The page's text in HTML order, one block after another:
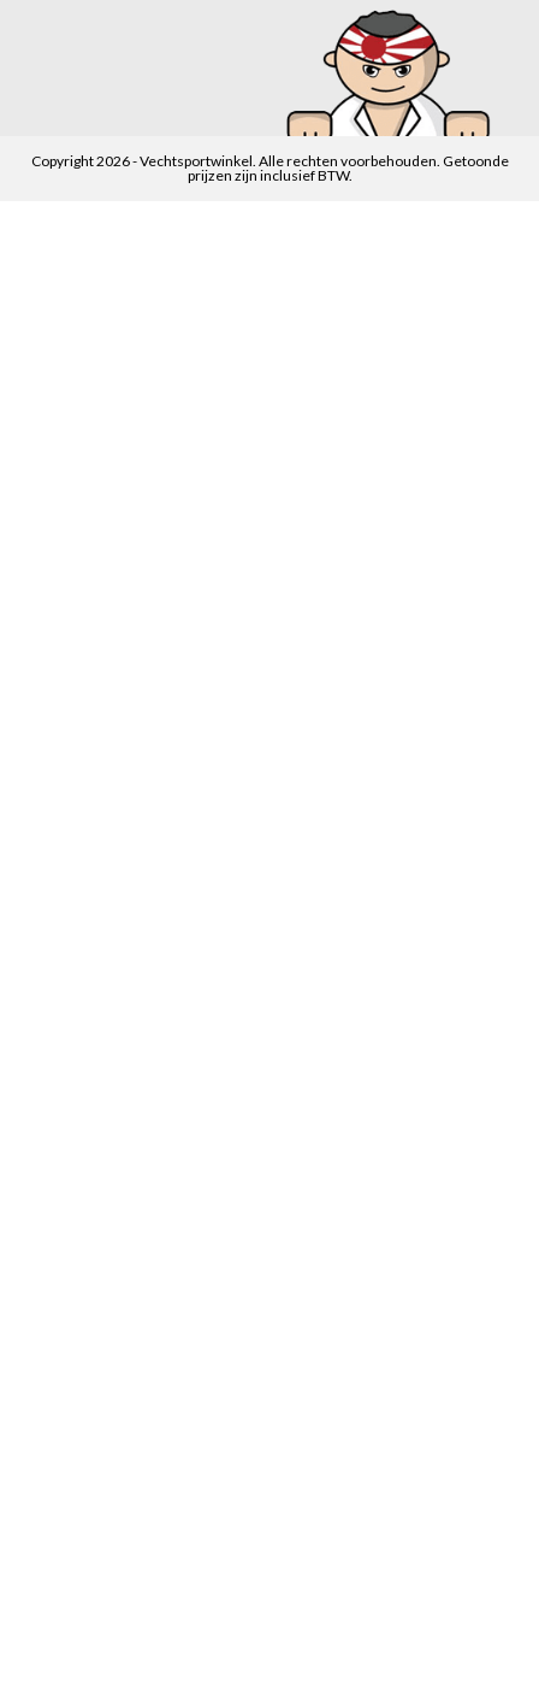
Copyright 2026 - Vechtsportwinkel. Alle rechten voorbehouden. Getoonde
prijzen zijn inclusief BTW.